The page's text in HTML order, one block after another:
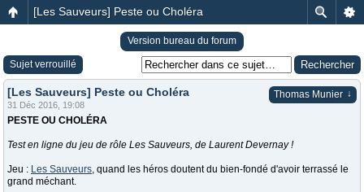
[Les Sauveurs] Peste ou Choléra
Version bureau du forum
Sujet verrouillé
Thomas Munier ↓
[Les Sauveurs] Peste ou Choléra
31 Déc 2016, 19:08
PESTE OU CHOLÉRA
Test en ligne du jeu de rôle Les Sauveurs, de Laurent Devernay !
Jeu : Les Sauveurs, quand les héros doutent du bien-fondé d'avoir terrassé le
grand méchant.